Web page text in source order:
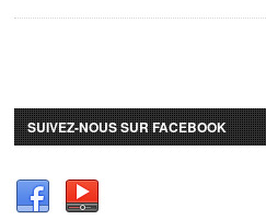
SUIVEZ-NOUS SUR FACEBOOK